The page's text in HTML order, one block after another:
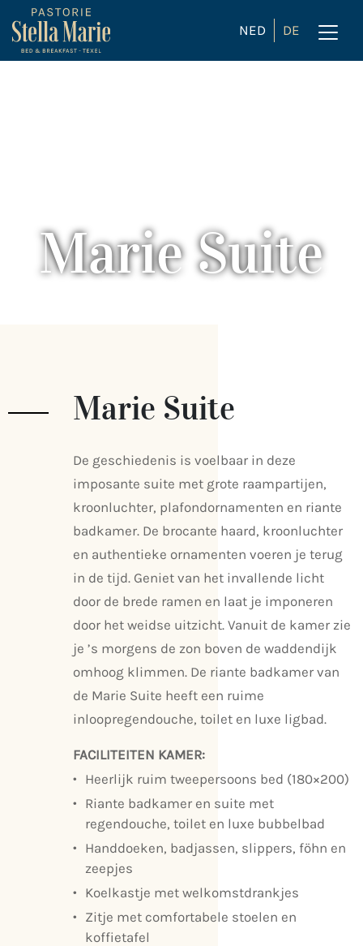
NED DE
Marie Suite
Marie Suite
De geschiedenis is voelbaar in deze
imposante suite met grote raampartijen,
kroonluchter, plafondornamenten en riante
badkamer. De brocante haard, kroonluchter
en authentieke ornamenten voeren je terug
in de tijd. Geniet van het invallende licht
door de brede ramen en laat je imponeren
door het weidse uitzicht. Vanuit de kamer zie
je ’s morgens de zon boven de waddendijk
omhoog klimmen. De riante badkamer van
de Marie Suite heeft een ruime
inloopregendouche, toilet en luxe ligbad.
FACILITEITEN KAMER:
Heerlijk ruim tweepersoons bed (180×200)
Riante badkamer en suite met
regendouche, toilet en luxe bubbelbad
Handdoeken, badjassen, slippers, föhn en
zeepjes
Koelkastje met welkomstdrankjes
Zitje met comfortabele stoelen en
koffietafel